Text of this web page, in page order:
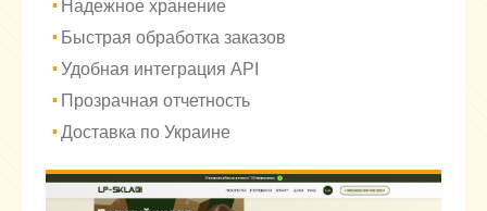
Надежное хранение
Быстрая обработка заказов
Удобная интеграция API
Прозрачная отчетность
Доставка по Украине